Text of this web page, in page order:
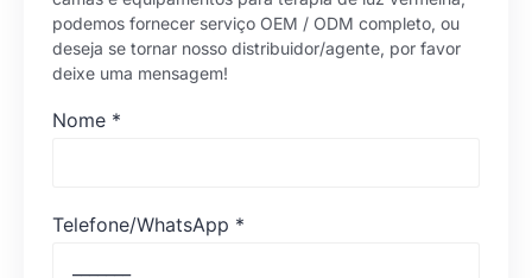
podemos fornecer serviço OEM / ODM completo, ou
deseja se tornar nosso distribuidor/agente, por favor
deixe uma mensagem!
Nome *
Telefone/WhatsApp *